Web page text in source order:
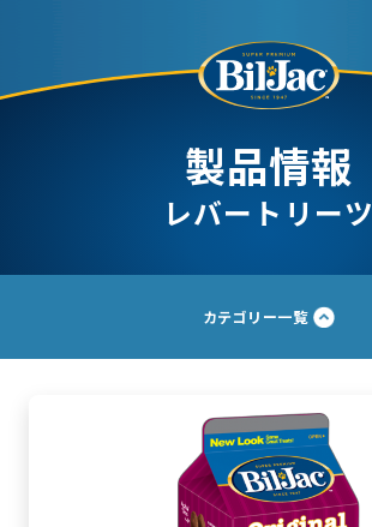
製品情報
レバートリーツ
カテゴリー一覧